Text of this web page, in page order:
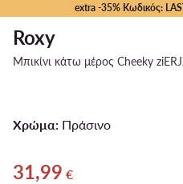
extra -35% Κωδικός:
Roxy
Μπικίνι κάτω μέρος Cheeky
Χρώμα: Πράσινο
Τρέχουσα τιμή 31,99 €
31,99 €